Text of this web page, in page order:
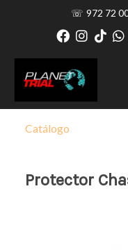
☏ 972 72
Catálogo
Protector